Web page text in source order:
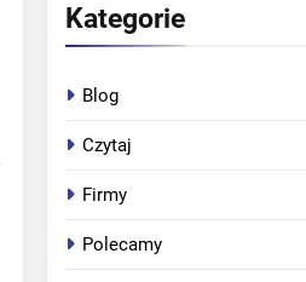
Kategorie
Blog
Czytaj
Firmy
Polecamy